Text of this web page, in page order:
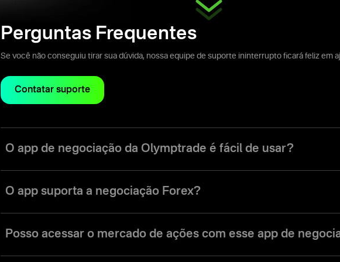
Perguntas Frequentes
Se você não conseguiu tirar sua dúvida, nossa equipe de suporte ininterrupto ficará feliz em
Contatar suporte
O app de negociação da Olymptrade é fácil de usar?
para traders de todos os níveis.
O app suporta a negociação Forex?
ativos são perfeitos para usuários com estilos e preferências de negociação variados.
Posso acessar o mercado de ações com esse app de